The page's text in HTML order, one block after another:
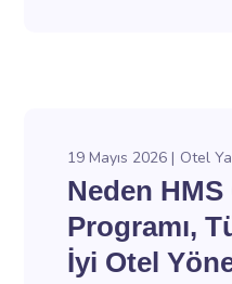
19 Mayıs 2026 Otel
Neden HMS
Programı,
İyi Otel